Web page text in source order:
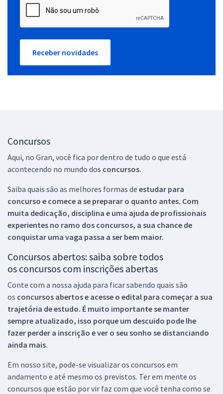
Receber novidades
Concursos
Aqui, no Gran, você fica por dentro de tudo o que está
acontecendo no mundo dos concursos.
Saiba quais são as melhores formas de estudar para
concurso e comece a se preparar o quanto antes. Com
muita dedicação, disciplina e uma ajuda de profissionais
experientes no ramo dos concursos, a sua chance de
conquistar uma vaga passa a ser bem maior.
Concursos abertos: saiba sobre todos
os concursos com inscrições abertas
Conte com a nossa ajuda para ficar sabendo quais são
os concursos abertos e acesse o edital para começar a sua
trajetória de estudo. É muito importante se manter
sempre atualizado, isso porque um descuido pode lhe
fazer perder a inscrição e ver o seu sonho se distanciando
ainda mais.
Em nosso site, pode-se visualizar os concursos em
andamento e até mesmo os previstos. Ter em mente os
concursos que estão por vir faz com que você tenha como se